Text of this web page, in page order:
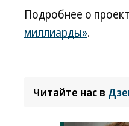
Подробнее о
миллиарды».
Читайте нас в